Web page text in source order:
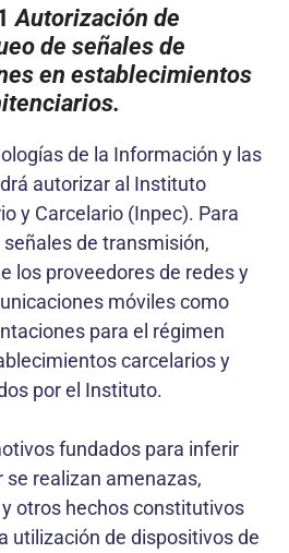
Autorización de
de señales de
en establecimientos
de la Información y las
autorizar al Instituto
y Carcelario (Inpec). Para
de transmisión,
los proveedores de redes y
móviles como
para el régimen
carcelarios y
por el Instituto.
fundados para inferir
realizan amenazas,
otros hechos constitutivos
utilización de dispositivos de